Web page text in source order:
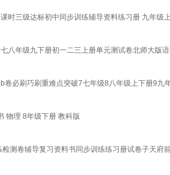
时三级达标初中同步训练辅导资料练习册 九年级
八年级九下册初一二三上册单元测试卷北师大
必刷巧刷重难点突破7七年级8八年级上下册9
物理 8年级下册 教科版
测卷辅导复习资料书同步训练练习册试卷子天府